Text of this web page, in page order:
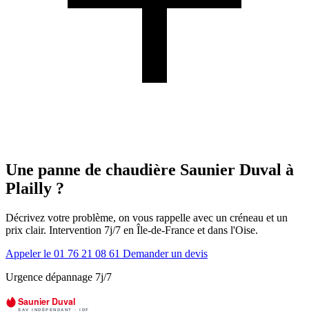
Une panne de chaudière Saunier Duval à
Plailly ?
Décrivez votre problème, on vous rappelle avec un créneau et un
prix clair. Intervention 7j/7 en Île-de-France et dans l'Oise.
Appeler le 01 76 21 08 61 Demander un devis
Urgence dépannage 7j/7